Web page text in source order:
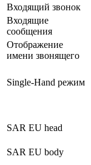
Входящий звонок
Входящие
сообщения
Отображение
имени звонящего
Single-Hand режим
SAR EU head
SAR EU body